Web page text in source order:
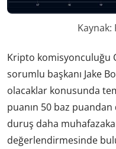
Kaynak:
Kripto komisyonculuğu
sorumlu başkanı Jake
olacaklar konusunda
puanın 50 baz
duruş daha
değerlendirmesinde